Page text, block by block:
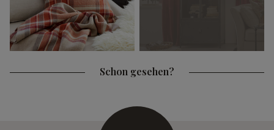
Schon gesehen?